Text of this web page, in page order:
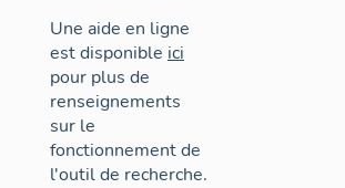
Une aide en ligne
est disponible ici
pour plus de
renseignements
sur le
fonctionnement de
l'outil de recherche.